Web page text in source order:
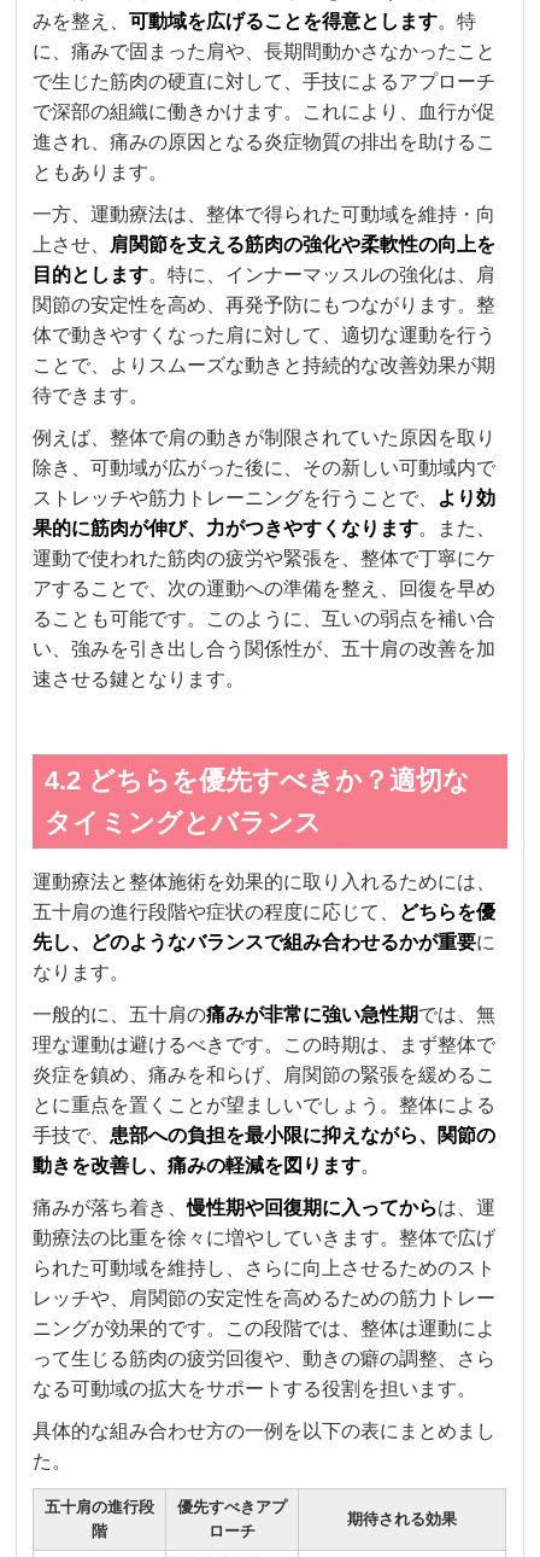
みを整え、可動域を広げることを得意とします。特
に、痛みで固まった肩や、長期間動かさなかったこと
で生じた筋肉の硬直に対して、手技によるアプローチ
で深部の組織に働きかけます。これにより、血行が促
進され、痛みの原因となる炎症物質の排出を助けるこ
ともあります。
一方、運動療法は、整体で得られた可動域を維持・向
上させ、
肩関節を支える筋肉の強化や柔軟性の向上を
目的とします。特に、インナーマッスルの強化は、肩
関節の安定性を高め、再発予防にもつながります。整
体で動きやすくなった肩に対して、適切な運動を行う
ことで、よりスムーズな動きと持続的な改善効果が期
待できます。
例えば、整体で肩の動きが制限されていた原因を取り
除き、可動域が広がった後に、その新しい可動域内で
ストレッチや筋力トレーニングを行うことで、
より効
果的に筋肉が伸び、力がつきやすくなります。また、
運動で使われた筋肉の疲労や緊張を、整体で丁寧にケ
アすることで、次の運動への準備を整え、回復を早め
ることも可能です。このように、互いの弱点を補い合
い、強みを引き出し合う関係性が、五十肩の改善を加
速させる鍵となります。
4.2 どちらを優先すべきか？適切な
タイミングとバランス
運動療法と整体施術を効果的に取り入れるためには、
五十肩の進行段階や症状の程度に応じて、
どちらを優
先し、どのようなバランスで組み合わせるかが重要に
なります。
一般的に、五十肩の痛みが非常に強い急性期では、無
理な運動は避けるべきです。この時期は、まず整体で
炎症を鎮め、痛みを和らげ、肩関節の緊張を緩めるこ
とに重点を置くことが望ましいでしょう。整体による
手技で、 患部への負担を最小限に抑えながら、関節の
動きを改善し、痛みの軽減を図ります。
痛みが落ち着き、慢性期や回復期に入ってからは、運
動療法の比重を徐々に増やしていきます。整体で広げ
られた可動域を維持し、さらに向上させるためのスト
レッチや、肩関節の安定性を高めるための筋力トレー
ニングが効果的です。この段階では、整体は運動によ
って生じる筋肉の疲労回復や、動きの癖の調整、さら
なる可動域の拡大をサポートする役割を担います。
具体的な組み合わせ方の一例を以下の表にまとめまし
た。
五十肩の進行段
階
優先すべきアプ
ローチ
期待される効果